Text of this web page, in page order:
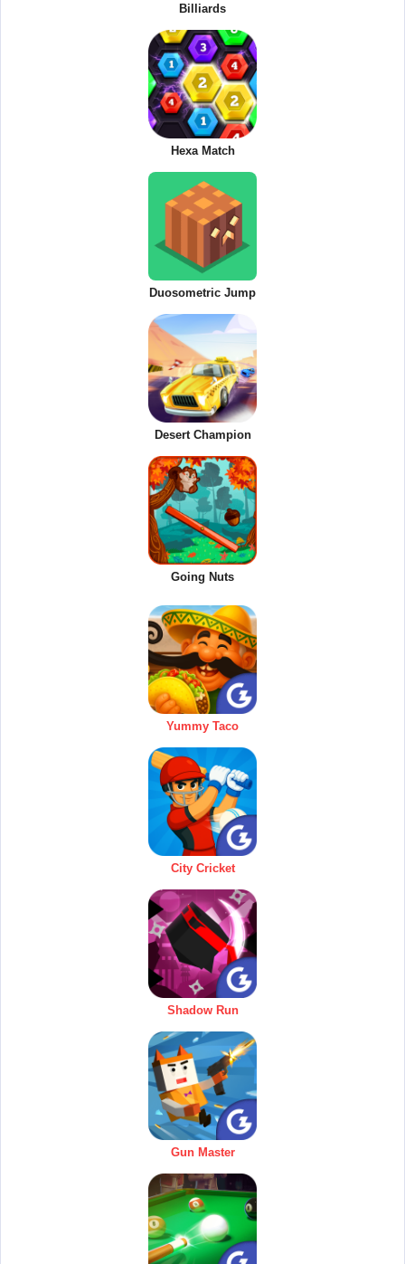
Billiards
Hexa Match
Duosometric Jump
Desert Champion
Going Nuts
Yummy Taco
City Cricket
Shadow Run
Gun Master